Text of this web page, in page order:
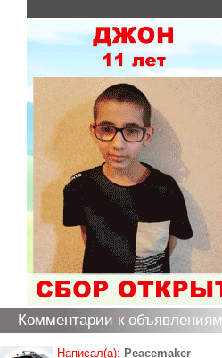
Комментарии к объявлениям
Написал(а): Peacemaker